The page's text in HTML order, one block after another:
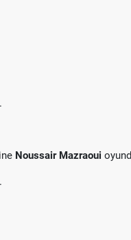
Noussair Mazraoui